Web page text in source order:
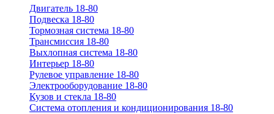
Двигатель 18-80
Подвеска 18-80
Тормозная система 18-80
Трансмиссия 18-80
Выхлопная система 18-80
Интерьер 18-80
Рулевое управление 18-80
Электрооборудование 18-80
Кузов и стекла 18-80
Система отопления и кондиционирования 18-80